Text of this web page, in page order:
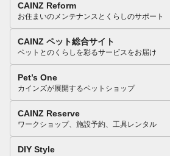
CAINZ Reform
お住まいのメンテナンスとくらしのサポート
CAINZ ペット総合サイト
ペットとのくらしを彩るサービスをお届け
Pet’s One
カインズが展開するペットショップ
CAINZ Reserve
ワークショップ、施設予約、工具レンタル
DIY Style